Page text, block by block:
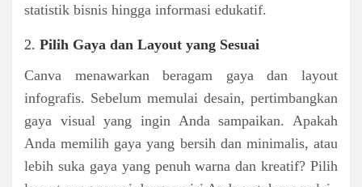
statistik bisnis hingga informasi edukatif.
2. Pilih Gaya dan Layout yang Sesuai
Canva menawarkan beragam gaya dan layout
infografis. Sebelum memulai desain, pertimbangkan
gaya visual yang ingin Anda sampaikan. Apakah
Anda memilih gaya yang bersih dan minimalis, atau
lebih suka gaya yang penuh warna dan kreatif? Pilih